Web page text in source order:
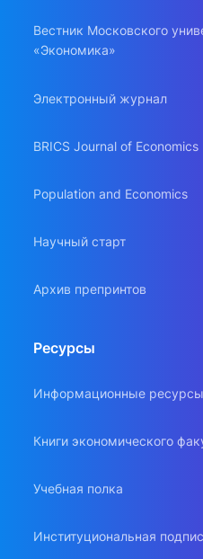
Вестник Московского
«Экономика»
Электронный журнал
BRICS Journal of Economics
Population and Economics
Научный старт
Архив препринтов
Ресурсы
Информационные ресурсы
Книги экономического
Учебная полка
Институциональная